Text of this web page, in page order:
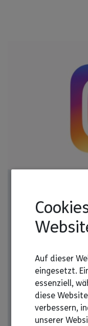
Unsere
hier. Zum Beispiel
Seminare. Bleib'
unserem
Hier geht's lang
Auf dieser
eingesetzt.
essenziell,
diese
verbessern,
unserer